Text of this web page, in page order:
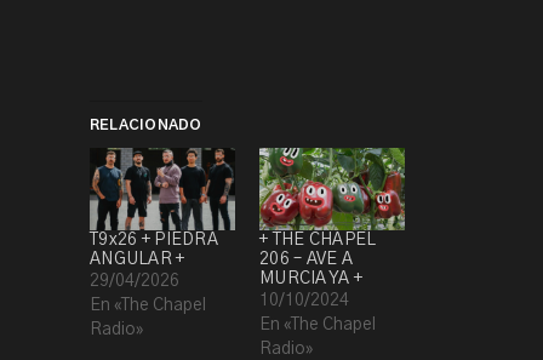
RELACIONADO
T9x26 + PIEDRA
ANGULAR +
29/04/2026
En «The Chapel
Radio»
+ THE CHAPEL
206 – AVE A
MURCIA YA +
10/10/2024
En «The Chapel
Radio»